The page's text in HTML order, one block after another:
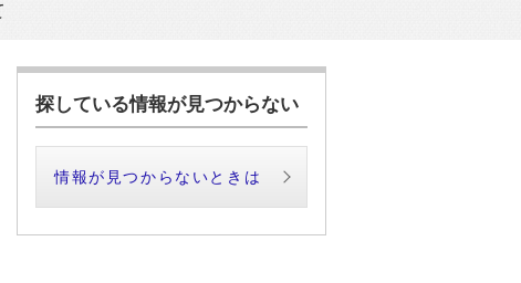
探している情報が見つからない
情報が見つからないときは